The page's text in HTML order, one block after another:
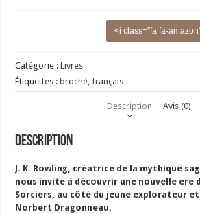
<i class="fa fa-
Catégorie :Livres
Étiquettes : broché ,français
Description Avis (0)
Description
J. K. Rowling, créatrice de la mythique
nous invite à découvrir une nouvelle ère
Sorciers, au côté du jeune explorateur
Norbert Dragonneau.